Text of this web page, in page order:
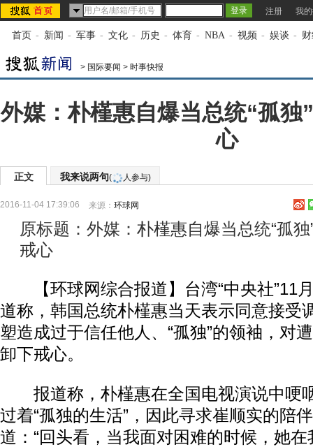
注册 我
首页 - 新闻 - 军事 - 文化 - 历史 - 体育 - NBA - 视频 - 娱谈 -
> 国际要闻 > 时事快报
外媒：朴槿惠自爆当总统“孤独
心
正文 我来说两句( 人参与)
2016-11-04 17:39:06 来源： 环球网
原标题：外媒：朴槿惠自爆当总统“孤
戒心
【环球网综合报道】台湾“中央社”11
道称，韩国总统朴槿惠当天表示同意接受
塑造成过于信任他人、“孤独”的领袖，对
卸下戒心。
报道称，朴槿惠在全国电视演说中哽
过着“孤独的生活”，因此寻求崔顺实的陪
道：“回头看，当我面对困难的时候，她